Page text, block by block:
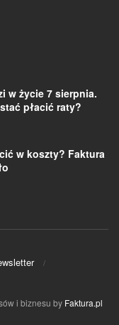
w życie 7 sierpnia.
płacić raty?
w koszty? Faktura
i biznesu by Faktura.pl